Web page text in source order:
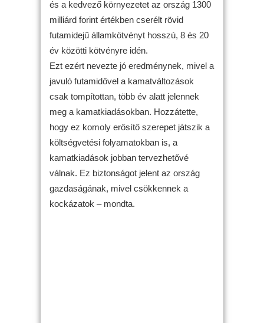
és a kedvező környezetet az ország 1300
milliárd forint értékben cserélt rövid
futamidejű államkötvényt hosszú, 8 és 20
év közötti kötvényre idén.
Ezt ezért nevezte jó eredménynek, mivel a
javuló futamidővel a kamatváltozások
csak tompítottan, több év alatt jelennek
meg a kamatkiadásokban. Hozzátette,
hogy ez komoly erősítő szerepet játszik a
költségvetési folyamatokban is, a
kamatkiadások jobban tervezhetővé
válnak. Ez biztonságot jelent az ország
gazdaságának, mivel csökkennek a
kockázatok – mondta.